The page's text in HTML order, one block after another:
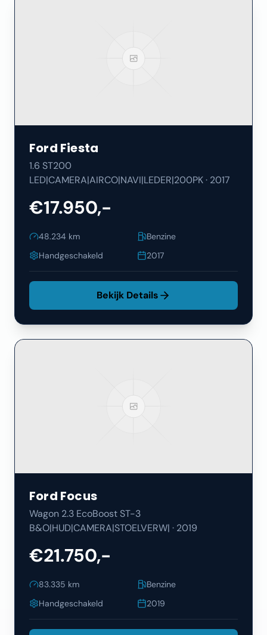
Ford Fiesta
1.6 ST200
LED|CAMERA|AIRCO|NAVI|LEDER|200PK· 2017
€17.950,-
48.234 km
Benzine
Handgeschakeld
2017
Bekijk Details
Ford Focus
Wagon 2.3 EcoBoost ST-3
B&O|HUD|CAMERA|STOELVERW| · 2019
€21.750,-
83.335 km
Benzine
Handgeschakeld
2019